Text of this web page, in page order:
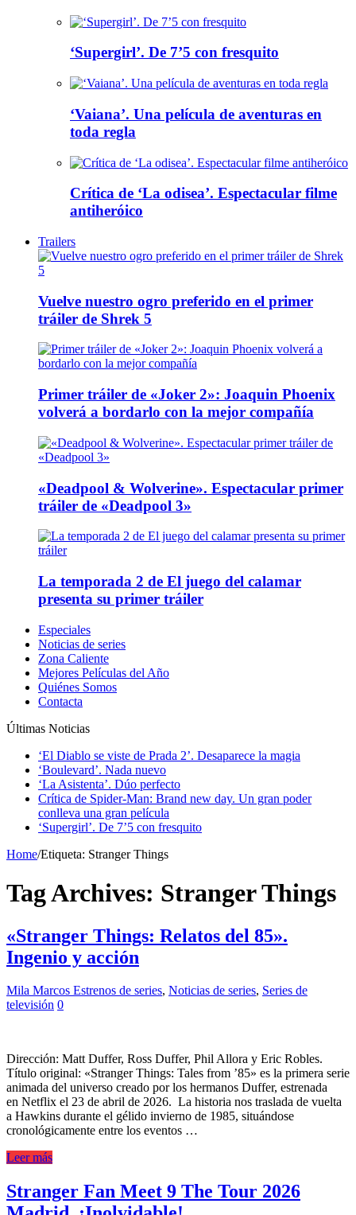
‘Supergirl’. De 7’5 con fresquito
‘Vaiana’. Una película de aventuras en
toda regla
Crítica de ‘La odisea’. Espectacular filme
antiheróico
Trailers
Vuelve nuestro ogro preferido en el primer
tráiler de Shrek 5
Primer tráiler de «Joker 2»: Joaquin Phoenix
volverá a bordarlo con la mejor compañía
«Deadpool & Wolverine». Espectacular primer
tráiler de «Deadpool 3»
La temporada 2 de El juego del calamar
presenta su primer tráiler
Especiales
Noticias de series
Zona Caliente
Mejores Películas del Año
Quiénes Somos
Contacta
Últimas Noticias
‘El Diablo se viste de Prada 2’. Desaparece la magia
‘Boulevard’. Nada nuevo
‘La Asistenta’. Dúo perfecto
Crítica de Spider-Man: Brand new day. Un gran poder
conlleva una gran película
‘Supergirl’. De 7’5 con fresquito
Home/Etiqueta: Stranger Things
Tag Archives: Stranger Things
«Stranger Things: Relatos del 85».
Ingenio y acción
Mila Marcos Estrenos de series, Noticias de series, Series de
televisión 0
Dirección: Matt Duffer, Ross Duffer, Phil Allora y Eric Robles.
Título original: «Stranger Things: Tales from ’85» es la primera serie
animada del universo creado por los hermanos Duffer, estrenada
en Netflix el 23 de abril de 2026. La historia nos traslada de vuelta
a Hawkins durante el gélido invierno de 1985, situándose
cronológicamente entre los eventos …
Leer más
Stranger Fan Meet 9 The Tour 2026